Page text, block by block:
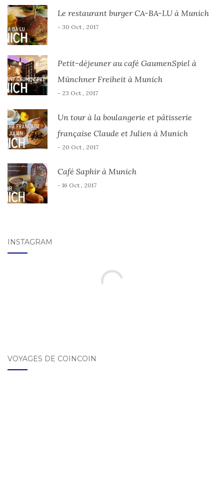
Le restaurant burger CA-BA-LU à Munich
- 30 Oct , 2017
Petit-déjeuner au café GaumenSpiel à
Münchner Freiheit à Munich
- 23 Oct , 2017
Un tour à la boulangerie et pâtisserie
française Claude et Julien à Munich
- 20 Oct , 2017
Café Saphir à Munich
- 16 Oct , 2017
INSTAGRAM
VOYAGES DE COINCOIN